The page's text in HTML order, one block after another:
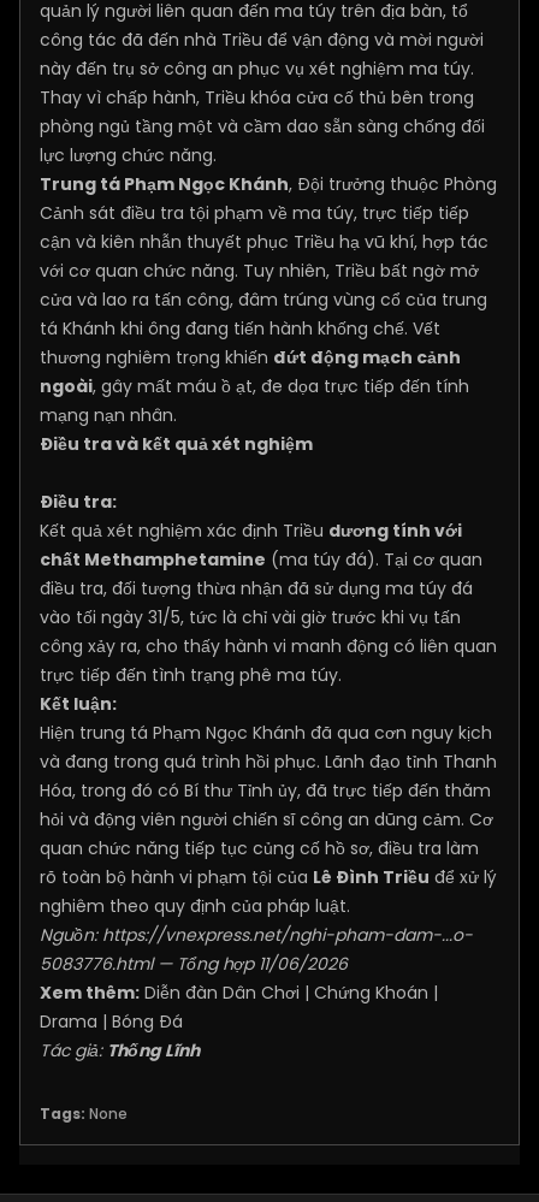
quản lý người liên quan đến ma túy trên địa bàn, tổ
công tác đã đến nhà Triều để vận động và mời người
này đến trụ sở công an phục vụ xét nghiệm ma túy.
Thay vì chấp hành, Triều khóa cửa cố thủ bên trong
phòng ngủ tầng một và cầm dao sẵn sàng chống đối
lực lượng chức năng.
Trung tá Phạm Ngọc Khánh, Đội trưởng thuộc Phòng
Cảnh sát điều tra tội phạm về ma túy, trực tiếp tiếp
cận và kiên nhẫn thuyết phục Triều hạ vũ khí, hợp tác
với cơ quan chức năng. Tuy nhiên, Triều bất ngờ mở
cửa và lao ra tấn công, đâm trúng vùng cổ của trung
tá Khánh khi ông đang tiến hành khống chế. Vết
thương nghiêm trọng khiến đứt động mạch cảnh
ngoài, gây mất máu ồ ạt, đe dọa trực tiếp đến tính
mạng nạn nhân.
Điều tra và kết quả xét nghiệm
Điều tra:
Kết quả xét nghiệm xác định Triều dương tính với
chất Methamphetamine (ma túy đá). Tại cơ quan
điều tra, đối tượng thừa nhận đã sử dụng ma túy đá
vào tối ngày 31/5, tức là chỉ vài giờ trước khi vụ tấn
công xảy ra, cho thấy hành vi manh động có liên quan
trực tiếp đến tình trạng phê ma túy.
Kết luận:
Hiện trung tá Phạm Ngọc Khánh đã qua cơn nguy kịch
và đang trong quá trình hồi phục. Lãnh đạo tỉnh Thanh
Hóa, trong đó có Bí thư Tỉnh ủy, đã trực tiếp đến thăm
hỏi và động viên người chiến sĩ công an dũng cảm. Cơ
quan chức năng tiếp tục củng cố hồ sơ, điều tra làm
rõ toàn bộ hành vi phạm tội của Lê Đình Triều để xử lý
nghiêm theo quy định của pháp luật.
Nguồn: https://vnexpress.net/nghi-pham-dam-...o-
5083776.html— Tổng hợp 11/06/2026
Xem thêm: Diễn đàn Dân Chơi | Chứng Khoán |
Drama | Bóng Đá
Tác giả: Thống Lĩnh
Tags: None